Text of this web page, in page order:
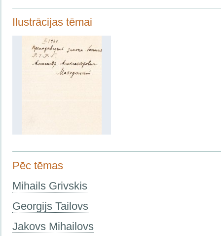
Ilustrācijas tēmai
Pēc tēmas
Mihails Grivskis
Georgijs Tailovs
Jakovs Mihailovs